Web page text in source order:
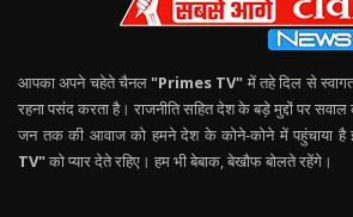
आपका अपने चहेते चैनल "Primes TV" में तहे दिल से
रहना पसंद करता है। राजनीति सहित देश के बड़े मुद्दों पर सवाल
जन तक की आवाज को हमने देश के कोने-कोने में पहुंचाया
TV"को प्यार देते रहिए। हम भी बेबाक, बेखौफ बोलते रहेंगे।